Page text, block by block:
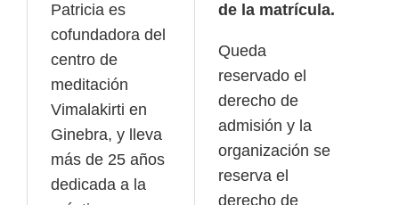
Patricia es
cofundadora del
centro de
meditación
Vimalakirti en
Ginebra, y lleva
más de 25 años
dedicada a la
de la matrícula.
Queda
reservado el
derecho de
admisión y la
organización se
reserva el
derecho de